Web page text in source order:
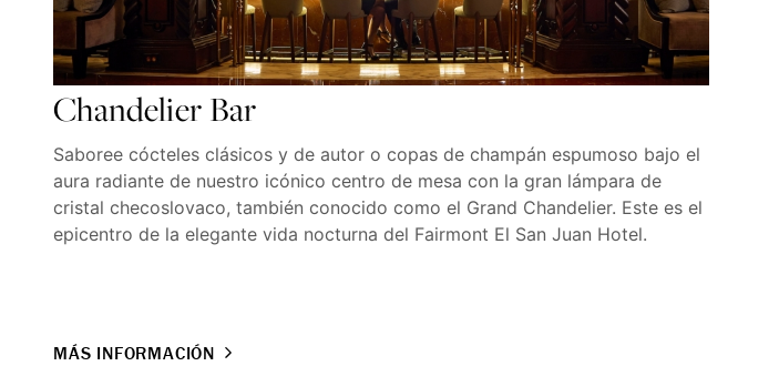
Chandelier Bar
Saboree cócteles clásicos y de autor o copas de champán espumoso bajo el
aura radiante de nuestro icónico centro de mesa con la gran lámpara de
cristal checoslovaco, también conocido como el Grand Chandelier. Este es el
epicentro de la elegante vida nocturna del Fairmont El San Juan Hotel.
MÁS INFORMACIÓN